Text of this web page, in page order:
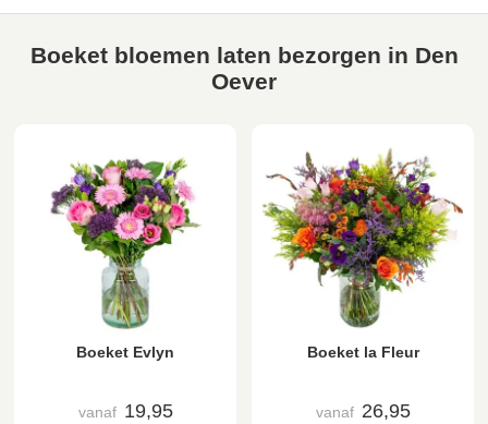
Boeket bloemen laten bezorgen in Den
Oever
Boeket Evlyn
vanaf 19,95
Boeket la Fleur
vanaf 26,95